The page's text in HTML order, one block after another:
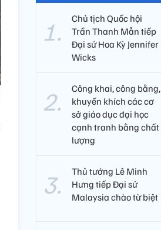
Chủ tịch Quốc hội
Trần Thanh Mẫn tiếp
Đại sứ Hoa Kỳ Jennifer
Wicks
Công khai, công bằng,
khuyến khích các cơ
sở giáo dục đại học
cạnh tranh bằng chất
lượng​
Thủ tướng Lê Minh
Hưng tiếp Đại sứ
Malaysia chào từ biệt